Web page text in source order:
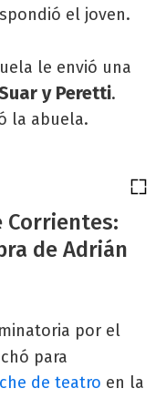
el joven.
le envió una
y Peretti.
la abuela.
Corrientes:
de Adrián
por el
para
de teatro en la